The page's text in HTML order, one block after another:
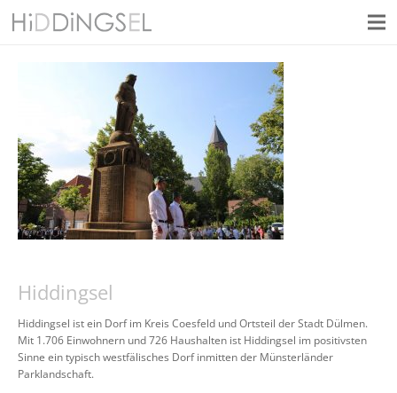
Hiddingsel
Hiddingsel ist ein Dorf im Kreis Coesfeld und Ortsteil der Stadt Dülmen.
Mit 1.706 Einwohnern und 726 Haushalten ist Hiddingsel im positivsten
Sinne ein typisch westfälisches Dorf inmitten der Münsterländer
Parklandschaft.